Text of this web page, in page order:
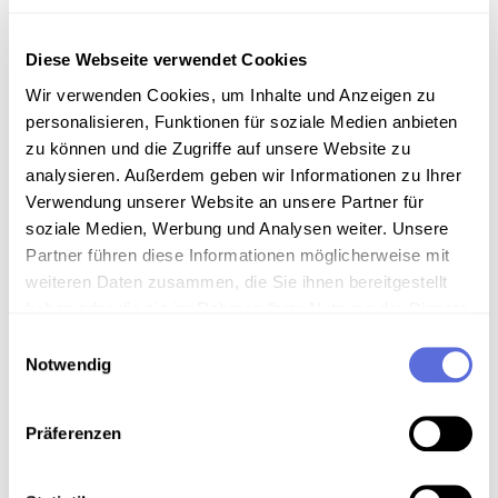
Diese Webseite verwendet Cookies
Wir verwenden Cookies, um Inhalte und Anzeigen zu
personalisieren, Funktionen für soziale Medien anbieten
zu können und die Zugriffe auf unsere Website zu
analysieren. Außerdem geben wir Informationen zu Ihrer
Verwendung unserer Website an unsere Partner für
soziale Medien, Werbung und Analysen weiter. Unsere
Partner führen diese Informationen möglicherweise mit
weiteren Daten zusammen, die Sie ihnen bereitgestellt
Notwendig
Präferenzen
Berufswahl – Berufswunsch – Besatzungssoldaten –
Coronakrise – Covid 19 – CSSR – DDR – Deutsch –
Deutsche – deutsche Minderheit – deutschsprachige
Volksgruppe – Dialekt – Diktaturen und totalitäre
Regime – Down-Syndrom – Ehe – Ehefrau – Ehepaar
– Einmarsch – Eltern – Entnazifizierung – Erziehung
- Essen – evangelisch – Familie – Familie und Beruf
– Faschismus – fehlende Schulbildung – Flüchten –
Flüchtlinge – Flüchtlingskind – Flüchtlingslager –
Geschlechterrollen – Geschlechterverhältnisse –
Geschwister – Großeltern – Großmutter – Großvater
– Hauptschule – Heimatvertriebene – Heirat –
Hilfsarbeiterin – Hitlerjugend – Hochzeit – Jugend –
Kindheit – Kindheit ohne Vater – Kommunalpolitik –